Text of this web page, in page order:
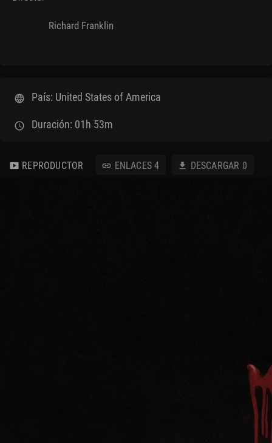
Richard Franklin
language País: United States of America
schedule Duración: 01h 53m
smart_display REPRODUCTOR link ENLACES4 download DESCARGAR 0